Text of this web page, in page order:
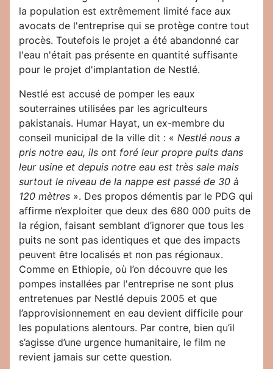
la population est extrêmement limité face aux
avocats de l'entreprise qui se protège contre tout
procès. Toutefois le projet a été abandonné car
l'eau n'était pas présente en quantité suffisante
pour le projet d'implantation de Nestlé.
Nestlé est accusé de pomper les eaux
souterraines utilisées par les agriculteurs
pakistanais. Humar Hayat, un ex-membre du
conseil municipal de la ville dit : « Nestlé nous a
pris notre eau, ils ont foré leur propre puits dans
leur usine et depuis notre eau est très sale mais
surtout le niveau de la nappe est passé de 30 à
120 mètres ». Des propos démentis par le PDG qui
affirme n’exploiter que deux des 680 000 puits de
la région, faisant semblant d’ignorer que tous les
puits ne sont pas identiques et que des impacts
peuvent être localisés et non pas régionaux.
Comme en Ethiopie, où l’on découvre que les
pompes installées par l'entreprise ne sont plus
entretenues par Nestlé depuis 2005 et que
l’approvisionnement en eau devient difficile pour
les populations alentours. Par contre, bien qu’il
s’agisse d’une urgence humanitaire, le film ne
revient jamais sur cette question.